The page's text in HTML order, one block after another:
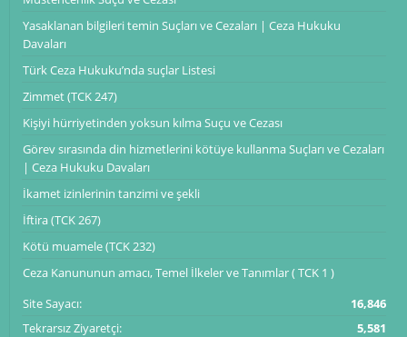
Yasaklanan bilgileri temin Suçları ve Cezaları | Ceza Hukuku
Davaları
Türk Ceza Hukuku’nda suçlar Listesi
Zimmet (TCK 247)
Kişiyi hürriyetinden yoksun kılma Suçu ve Cezası
Görev sırasında din hizmetlerini kötüye kullanma Suçları ve Cezaları
| Ceza Hukuku Davaları
İkamet izinlerinin tanzimi ve şekli
İftira (TCK 267)
Kötü muamele (TCK 232)
Ceza Kanununun amacı, Temel İlkeler ve Tanımlar ( TCK 1 )
Site Sayacı:
16,846
Tekrarsız Ziyaretçi:
5,581